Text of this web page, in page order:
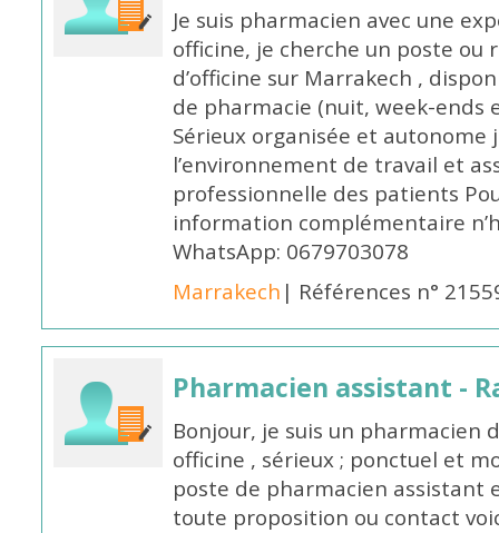
Je suis pharmacien avec une
officine, je cherche un poste
d’officine sur Marrakech ,
de pharmacie (nuit, week-ends
Sérieux organisée et autonome
l’environnement de travail et
professionnelle des patients
information complémentaire
WhatsApp: 0679703078
Marrakech | Références n°
Pharmacien assistant -
Bonjour, je suis un pharmacien
officine , sérieux ; ponctuel et
poste de pharmacien
toute proposition ou contact